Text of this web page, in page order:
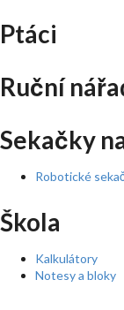
Ptáci
Ruční
Sekačky
Robotické
Škola
Kalkulátory
Notesy a bloky